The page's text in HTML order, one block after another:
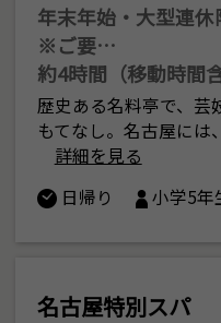
年末年始・大型連
※ご要…
約4時間（移動時間含
歴史ある名料亭で、芸
もてなし。名古屋に
詳細を見る
日帰り
小学5年
名古屋特別スパ